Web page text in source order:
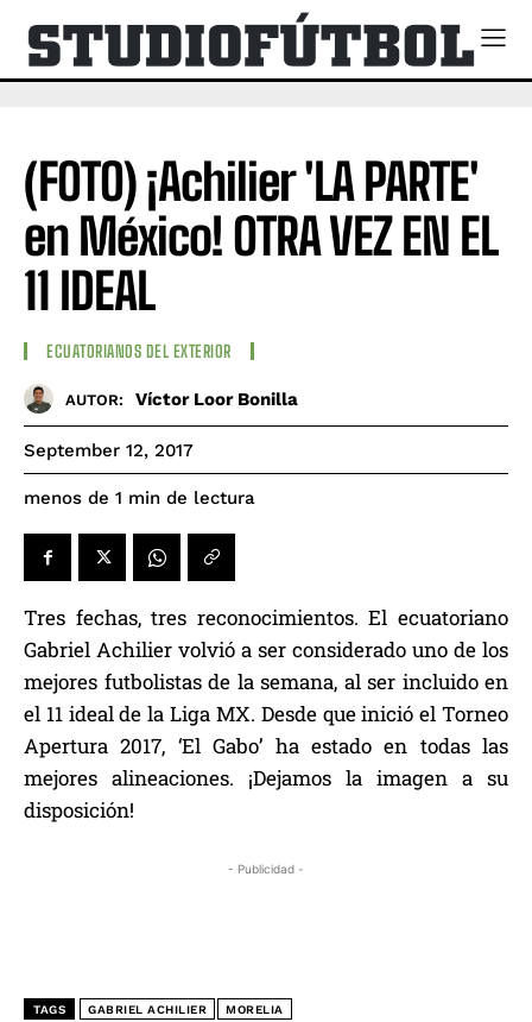
(FOTO) ¡Achilier 'LA PARTE'
en México! OTRA VEZ EN EL
11 IDEAL
ECUATORIANOS DEL EXTERIOR
AUTOR: Víctor Loor Bonilla
September 12, 2017
menos de 1 min de lectura
Tres fechas, tres reconocimientos. El ecuatoriano
Gabriel Achilier volvió a ser considerado uno de los
mejores futbolistas de la semana, al ser incluido en
el 11 ideal de la Liga MX. Desde que inició el Torneo
Apertura 2017, ‘El Gabo’ ha estado en todas las
mejores alineaciones. ¡Dejamos la imagen a su
disposición!
- Publicidad -
TAGS GABRIEL ACHILIER MORELIA